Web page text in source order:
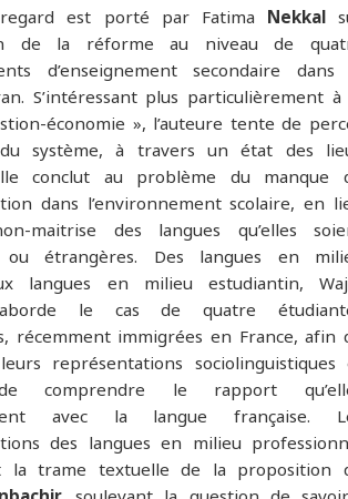
est porté par Fatima Nekkal
de la réforme au niveau de
d’enseignement secondaire
S’intéressant plus particulièrement
économie », l’auteure tente de
système, à travers un état des
conclut au problème du manque
dans l’environnement scolaire, en
maitrise des langues qu’elles
ou étrangères. Des langues en
langues en milieu estudiantin,
aborde le cas de quatre
récemment immigrées en France, afin
représentations sociolinguistiques
comprendre le rapport
avec la langue française.
des langues en milieu
la trame textuelle de la proposition